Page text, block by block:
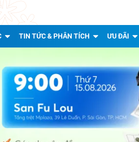
TIN TỨC & PHÂN TÍCH ƯU ĐÃI